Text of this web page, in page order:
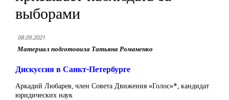
выборами
08.09.2021
Материал подготовила Татьяна Романенко
Дискуссия в Санкт-Петербурге
Аркадий Любарев, член Совета Движения «Голос»*, кандидат
юридических наук